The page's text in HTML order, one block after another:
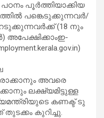
പൂർത്തിയാക്കിയ
പങ്കെടുക്കുന്നവർ/
(18 നും
അപേക്ഷിക്കാംഇ-
അവരെ
ലക്ഷ്യമിട്ടുള്ള
കണക്ട് ടു
തുടക്കം കുറിച്ചു.